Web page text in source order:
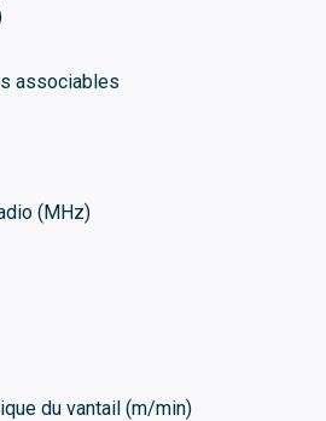
associables
(MHz)
du vantail (m/min)